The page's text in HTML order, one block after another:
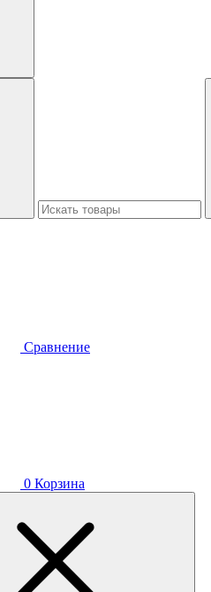
Сравнение
0 Корзина